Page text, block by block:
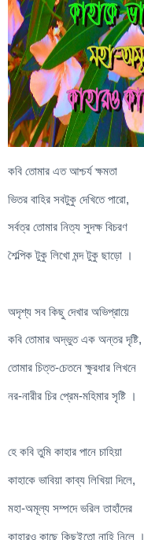
কবি তোমার এত আশ্চর্য ক্ষমতা
ভিতর বাহির সবটুকু দেখিতে পারো,
সর্বত্র তোমার নিত্য সুদক্ষ বিচরণ
শৈল্পিক টুকু লিখো মন্দ টুকু ছাড়ো ।
অদৃশ্য সব কিছু দেখার অভিপ্রায়ে
কবি তোমার অদ্ভুত এক অন্তর দৃষ্টি,
তোমার চিত্ত-চেতনে ক্ষুরধার লিখনে
নর-নারীর চির প্রেম-মহিমার সৃষ্টি ।
হে কবি তুমি কাহার পানে চাহিয়া
কাহাকে ভাবিয়া কাব্য লিখিয়া দিলে,
মহা-অমূল্য সম্পদে ভরিল তাহাঁদের
কাহারও কাছে কিছুইতো নাহি নিলে ।